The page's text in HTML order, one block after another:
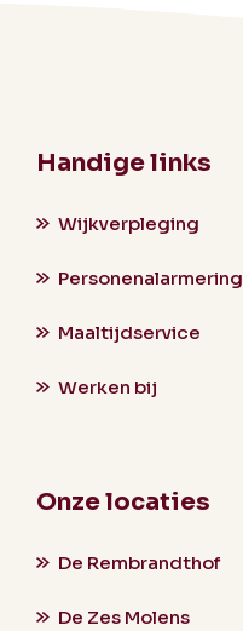
Handige links
Wijkverpleging
Personenalarmering
Maaltijdservice
Werken bij
Onze locaties
De Rembrandthof
De Zes Molens